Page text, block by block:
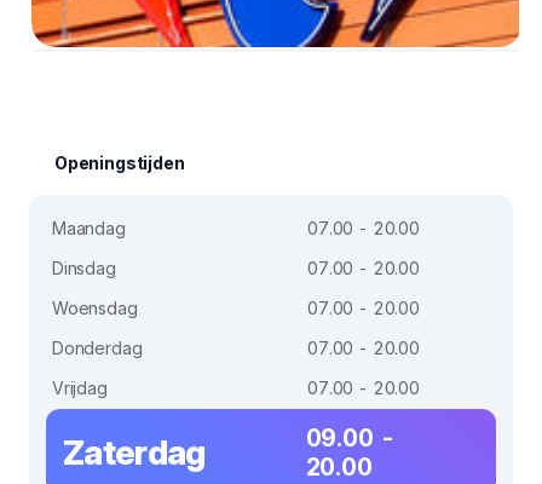
Openingstijden
Maandag
07.00 - 20.00
Dinsdag
07.00 - 20.00
Woensdag
07.00 - 20.00
Donderdag
07.00 - 20.00
Vrijdag
07.00 - 20.00
Zaterdag
09.00 -
20.00